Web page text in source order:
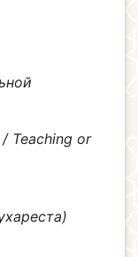
Teaching or